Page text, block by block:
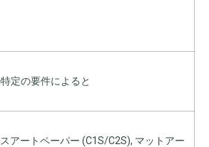
特​​定の要件によると
アートペーパー (C1S/C2S), マットアー